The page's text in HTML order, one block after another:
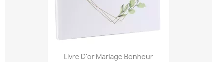
Livre D'or Mariage Bonheur